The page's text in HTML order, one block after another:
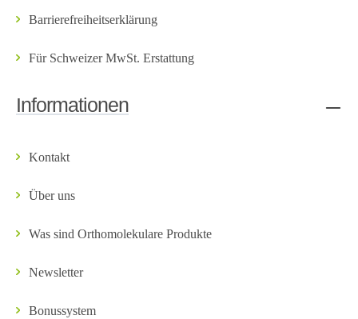
Barrierefreiheitserklärung
Für Schweizer MwSt. Erstattung
Informationen
Kontakt
Über uns
Was sind Orthomolekulare Produkte
Newsletter
Bonussystem